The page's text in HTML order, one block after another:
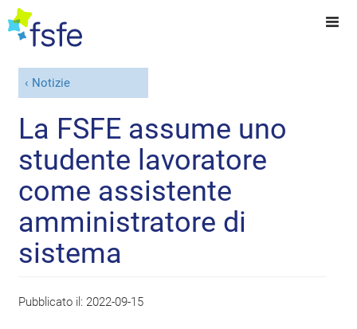
Notizie
La FSFE assume uno
studente lavoratore
come assistente
amministratore di
sistema
Pubblicato il: 2022-09-15